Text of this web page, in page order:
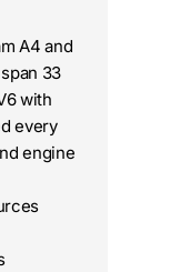
A4 and
33
with
every
engine